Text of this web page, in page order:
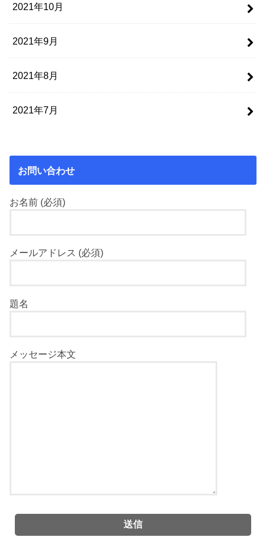
2021年10月
2021年9月
2021年8月
2021年7月
お問い合わせ
お名前 (必須)
メールアドレス (必須)
題名
メッセージ本文